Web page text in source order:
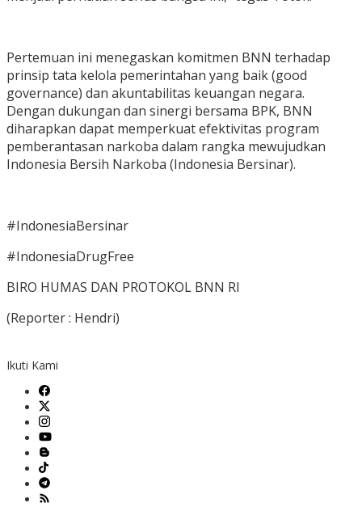
Pertemuan ini menegaskan komitmen BNN terhadap
prinsip tata kelola pemerintahan yang baik (good
governance) dan akuntabilitas keuangan negara.
Dengan dukungan dan sinergi bersama BPK, BNN
diharapkan dapat memperkuat efektivitas program
pemberantasan narkoba dalam rangka mewujudkan
Indonesia Bersih Narkoba (Indonesia Bersinar).
#IndonesiaBersinar
#IndonesiaDrugFree
BIRO HUMAS DAN PROTOKOL BNN RI
(Reporter : Hendri)
Ikuti Kami